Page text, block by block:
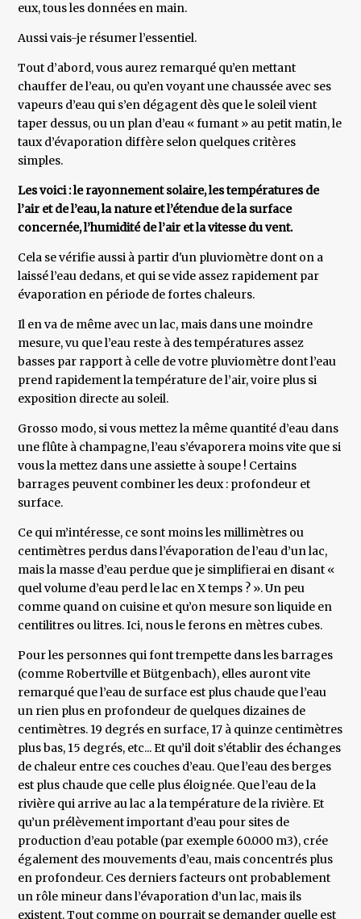
eux, tous les données en main.
Aussi vais-je résumer l’essentiel.
Tout d’abord, vous aurez remarqué qu’en mettant
chauffer de l’eau, ou qu’en voyant une chaussée avec ses
vapeurs d’eau qui s’en dégagent dès que le soleil vient
taper dessus, ou un plan d’eau « fumant » au petit matin, le
taux d’évaporation diffère selon quelques critères
simples.
Les voici : le rayonnement solaire, les températures de
l’air et de l’eau, la nature et l’étendue de la surface
concernée, l’humidité de l’air et la vitesse du vent.
Cela se vérifie aussi à partir d'un pluviomètre dont on a
laissé l’eau dedans, et qui se vide assez rapidement par
évaporation en période de fortes chaleurs.
Il en va de même avec un lac, mais dans une moindre
mesure, vu que l’eau reste à des températures assez
basses par rapport à celle de votre pluviomètre dont l’eau
prend rapidement la température de l’air, voire plus si
exposition directe au soleil.
Grosso modo, si vous mettez la même quantité d’eau dans
une flûte à champagne, l’eau s’évaporera moins vite que si
vous la mettez dans une assiette à soupe ! Certains
barrages peuvent combiner les deux : profondeur et
surface.
Ce qui m’intéresse, ce sont moins les millimètres ou
centimètres perdus dans l’évaporation de l’eau d’un lac,
mais la masse d’eau perdue que je simplifierai en disant «
quel volume d’eau perd le lac en X temps ? ». Un peu
comme quand on cuisine et qu’on mesure son liquide en
centilitres ou litres. Ici, nous le ferons en mètres cubes.
Pour les personnes qui font trempette dans les barrages
(comme Robertville et Bütgenbach), elles auront vite
remarqué que l’eau de surface est plus chaude que l’eau
un rien plus en profondeur de quelques dizaines de
centimètres. 19 degrés en surface, 17 à quinze centimètres
plus bas, 15 degrés, etc... Et qu’il doit s’établir des échanges
de chaleur entre ces couches d’eau. Que l’eau des berges
est plus chaude que celle plus éloignée. Que l’eau de la
rivière qui arrive au lac a la température de la rivière. Et
qu’un prélèvement important d’eau pour sites de
production d’eau potable (par exemple 60.000 m3), crée
également des mouvements d’eau, mais concentrés plus
en profondeur. Ces derniers facteurs ont probablement
un rôle mineur dans l’évaporation d’un lac, mais ils
existent. Tout comme on pourrait se demander quelle est